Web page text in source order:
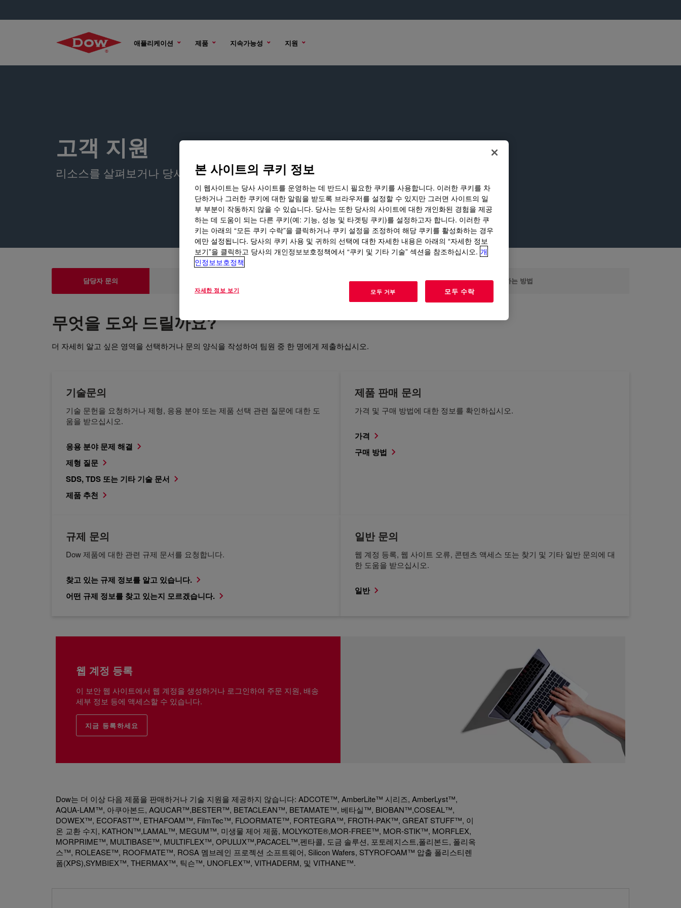
애플리케이션 제품 지속가능성 지원
고객 지원
리소스를 살펴보거나 당사에 문의하십시오.
담당자 문의 규제 DOW.COM을 사용하는 방법
무엇을 도와 드릴까요?
더 자세히 알고 싶은 영역을 선택하거나 문의 양식을 작성하여 팀원 중 한 명에게 제출하십시오.
기술문의
기술 문헌을 요청하거나 제형, 응용 분야 또는 제품 선택 관련 질문에 대한 도
움을 받으십시오.
응용 분야 문제 해결
제형 질문
SDS, TDS 또는 기타 기술 문서
제품 추천
제품 판매 문의
가격 및 구매 방법에 대한 정보를 확인하십시오.
가격
구매 방법
규제 문의
Dow 제품에 대한 관련 규제 문서를 요청합니다.
찾고 있는 규제 정보를 알고 있습니다.
어떤 규제 정보를 찾고 있는지 모르겠습니다.
일반 문의
웹 계정 등록, 웹 사이트 오류, 콘텐츠 액세스 또는 찾기 및 기타 일반 문의에 대
한 도움을 받으십시오.
일반
웹 계정 등록
이 보안 웹 사이트에서 웹 계정을 생성하거나 로그인하여 주문 지원, 배송
세부 정보 등에 액세스할 수 있습니다.
지금 등록하세요
Dow는 더 이상 다음 제품을 판매하거나 기술 지원을 제공하지 않습니다: ADCOTE™, AmberLite™ 시리즈, AmberLyst™,
AQUA-LAM™, 아쿠아본드, AQUCAR™,BESTER™, BETACLEAN™, BETAMATE™, 베타실™, BIOBAN™,COSEAL™,
DOWEX™, ECOFAST™, ETHAFOAM™, FilmTec™, FLOORMATE™, FORTEGRA™, FROTH-PAK™, GREAT STUFF™, 이
온 교환 수지, KATHON™,LAMAL™, MEGUM™, 미생물 제어 제품, MOLYKOTE®,MOR-FREE™, MOR-STIK™, MORFLEX,
MORPRIME™, MULTIBASE™, MULTIFLEX™, OPULUX™,PACACEL™,펜타콜, 도금 솔루션, 포토레지스트,폴리본드, 폴리옥
스™, ROLEASE™, ROOFMATE™, ROSA 멤브레인 프로젝션 소프트웨어, Silicon Wafers, STYROFOAM™ 압출 폴리스티렌
폼(XPS),SYMBIEX™, THERMAX™, 틱슨™, UNOFLEX™, VITHADERM, 및 VITHANE™.
본 사이트의 쿠키 정보
이 웹사이트는 당사 사이트를 운영하는 데 반드시 필요한 쿠키를 사용합니다. 이러한 쿠키를 차
단하거나 그러한 쿠키에 대한 알림을 받도록 브라우저를 설정할 수 있지만 그러면 사이트의 일
부 부분이 작동하지 않을 수 있습니다. 당사는 또한 당사의 사이트에 대한 개인화된 경험을 제공
하는 데 도움이 되는 다른 쿠키(예: 기능, 성능 및 타겟팅 쿠키)를 설정하고자 합니다. 이러한 쿠
키는 아래의 “모든 쿠키 수락”을 클릭하거나 쿠키 설정을 조정하여 해당 쿠키를 활성화하는 경우
에만 설정됩니다. 당사의 쿠키 사용 및 귀하의 선택에 대한 자세한 내용은 아래의 “자세한 정보
보기”을 클릭하고 당사의 개인정보보호정책에서 “쿠키 및 기타 기술” 섹션을 참조하십시오. 개
인정보보호정책
자세한 정보 보기 모두 거부 모두 수락